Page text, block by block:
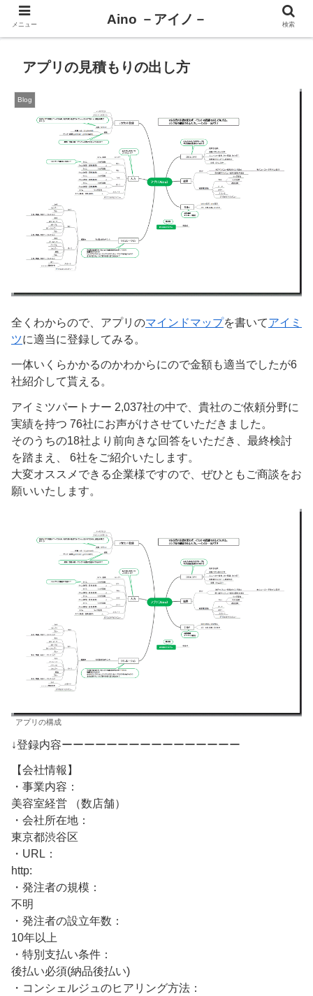
アプリの見積もりの出し方
Blog
全くわからので、アプリのマインドマップを書いてアイミ
ツに適当に登録してみる。
一体いくらかかるのかわからにので金額も適当でしたが6
社紹介して貰える。
アイミツパートナー 2,037社の中で、貴社のご依頼分野に
実績を持つ 76社にお声がけさせていただきました。
そのうちの18社より前向きな回答をいただき、最終検討
を踏まえ、 6社をご紹介いたします。
大変オススメできる企業様ですので、ぜひともご商談をお
願いいたします。
アプリの構成
↓登録内容ーーーーーーーーーーーーーーーー
【会社情報】
・事業内容：
美容室経営 （数店舗）
・会社所在地：
東京都渋谷区
・URL：
http:
・発注者の規模：
不明
・発注者の設立年数：
10年以上
・特別支払い条件：
後払い必須(納品後払い)
・コンシェルジュのヒアリング方法：
メニュー Aino －アイノ－ 検索